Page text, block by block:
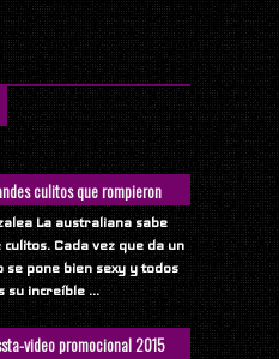
culitos que rompieron
Internet
La australiana sabe
culitos. Cada vez que da un
se pone bien sexy y todos
su increíble ...
video promocional 2015